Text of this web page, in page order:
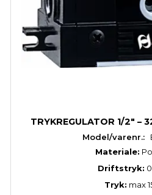
TRYKREGULATOR 1/2" –
Model/varenr.:
Materiale:
Driftstryk:
Tryk: max